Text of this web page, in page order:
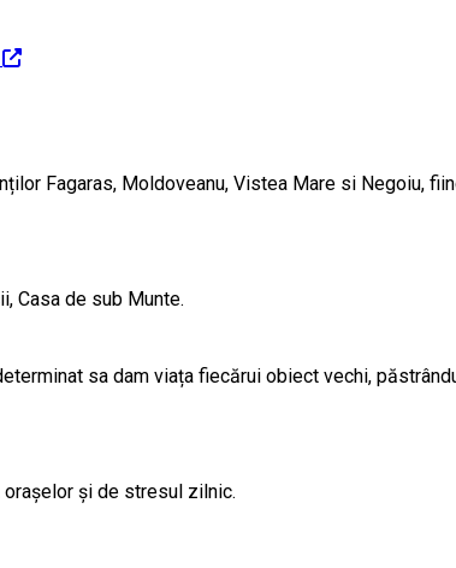
Fagaras, Moldoveanu, Vistea Mare si Negoiu,
Casa de sub Munte.
sa dam viața fiecărui obiect vechi,
și de stresul zilnic.